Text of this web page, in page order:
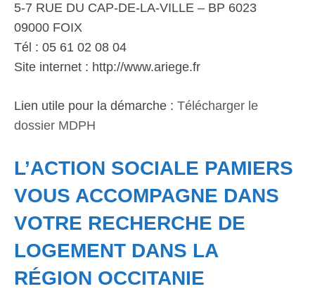
5-7 RUE DU CAP-DE-LA-VILLE – BP 6023
09000 FOIX
Tél : 05 61 02 08 04
Site internet : http://www.ariege.fr
Lien utile pour la démarche : Télécharger le
dossier MDPH
L’ACTION SOCIALE PAMIERS
VOUS ACCOMPAGNE DANS
VOTRE RECHERCHE DE
LOGEMENT DANS LA
RÉGION OCCITANIE